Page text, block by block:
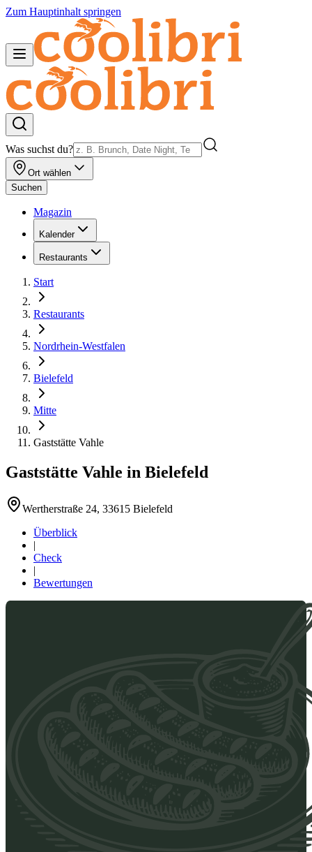
Zum Hauptinhalt springen
Was suchst du?
Ort wählen
Suchen
Magazin
Kalender
Restaurants
Start
Restaurants
Nordrhein-Westfalen
Bielefeld
Mitte
Gaststätte Vahle
Gaststätte Vahle in Bielefeld
Wertherstraße 24, 33615 Bielefeld
Überblick
|
Check
|
Bewertungen